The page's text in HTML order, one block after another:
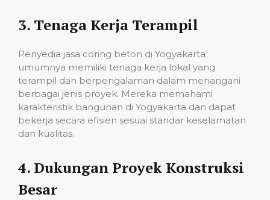
3. Tenaga Kerja Terampil
Penyedia jasa coring beton di Yogyakarta
umumnya memiliki tenaga kerja lokal yang
terampil dan berpengalaman dalam menangani
berbagai jenis proyek. Mereka memahami
karakteristik bangunan di Yogyakarta dan dapat
bekerja secara efisien sesuai standar keselamatan
dan kualitas.
4. Dukungan Proyek Konstruksi
Besar